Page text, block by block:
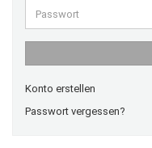
Passwort
Konto erstellen
Passwort vergessen?